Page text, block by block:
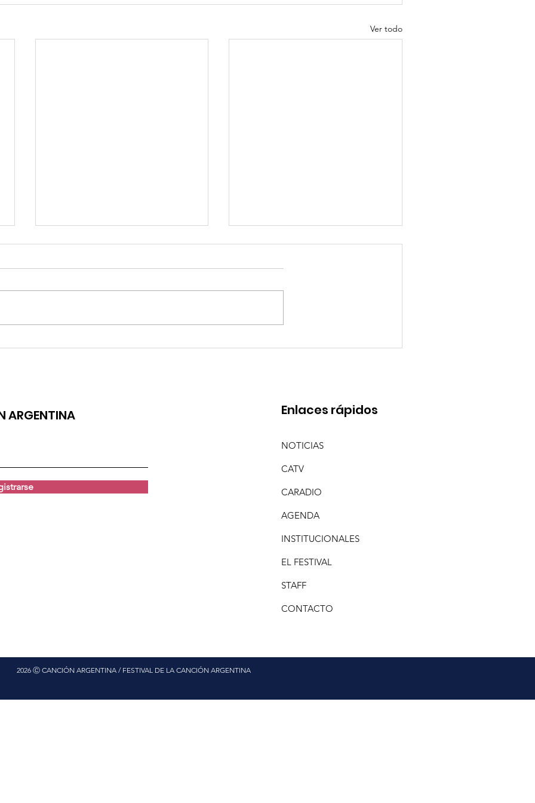
Ver todo
ARGENTINA Enlaces rápidos
NOTICIAS
CATV
CARADIO
AGENDA
INSTITUCIONALES
EL FESTIVAL
STAFF
CONTACTO
2026 Ⓒ CANCIÓN ARGENTINA / FESTIVAL DE LA CANCIÓN ARGENTINA